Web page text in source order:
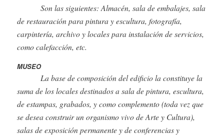
Son las siguientes: Almacén, sala de embalajes, sala
de restauración para pintura y escultura, fotografía,
carpintería, archivo y locales para instalación de servicios,
como calefacción, etc.
MUSEO
La base de composición del edificio la constituye la
suma de los locales destinados a sala de pintura, escultura,
de estampas, grabados, y como complemento (toda vez que
se desea construir un organismo vivo de Arte y Cultura),
salas de exposición permanente y de conferencias y